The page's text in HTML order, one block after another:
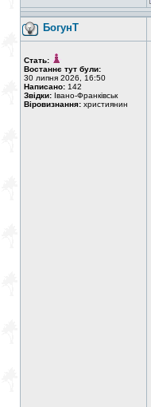
БогунТ
Стать:
Востаннє тут були:
30 липня 2026, 16:50
Написано: 142
Звідки: Івано-Франківськ
Віровизнання: християнин